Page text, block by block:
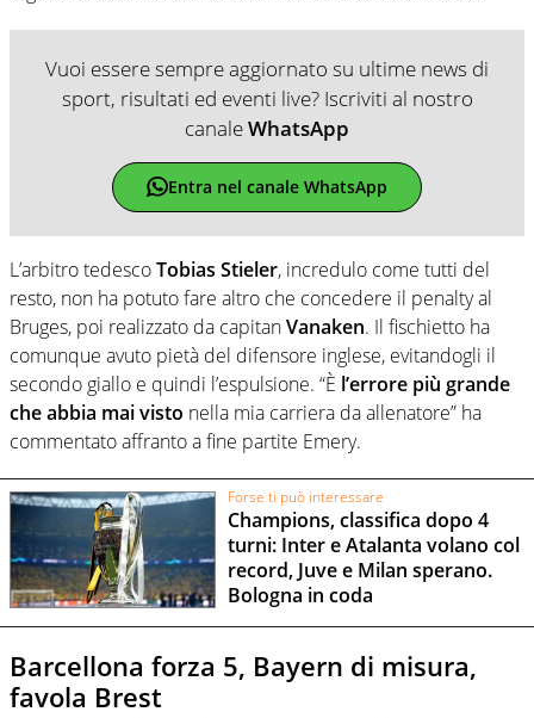
Vuoi essere sempre aggiornato su ultime news di
sport, risultati ed eventi live? Iscriviti al nostro
canaleWhatsApp
Entra nel canale WhatsApp
L’arbitro tedescoTobias Stieler, incredulo come tutti del
resto, non ha potuto fare altro che concedere il penalty al
Bruges, poi realizzato da capitanVanaken. Il fischietto ha
comunque avuto pietà del difensore inglese, evitandogli il
secondo giallo e quindi l’espulsione. “È l’errore più grande
che abbia mai visto nella mia carriera da allenatore” ha
commentato affranto a fine partite Emery.
Forse ti può interessare
Champions, classifica dopo 4
turni: Inter e Atalanta volano col
record, Juve e Milan sperano.
Bologna in coda
Barcellona forza 5, Bayern di misura,
favola Brest